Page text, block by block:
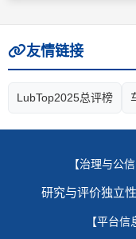
友情链接
LubTop2025总评榜
【治理与公
研究与评价独立
【平台信